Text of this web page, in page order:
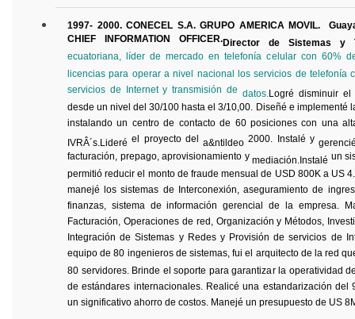
1997- 2000. CONECEL S.A. GRUPO AMERICA MOVIL.
CHIEF INFORMATION OFFICER.Director de Sistemas y
ecuatoriana, líder de mercado en telefonía celular con 60%
licencias para operar a nivel nacional los servicios de telefonía
servicios de Internet y transmisión de datos. Logré disminuir el
desde un nivel del 30/100 hasta el 3/10,00. Diseñé e implementé
instalando un centro de contacto de 60 posiciones con una
IVRÂ´s .Lideré el proyecto dela&ntildeo 2000. Instalé y
facturación, prepago, aprovisionamiento y mediación.Instalé un
permitió reducir el monto de fraude mensual de USD 800K a US
manejé los sistemas de Interconexión, aseguramiento de
finanzas, sistema de información gerencial de la empresa.
Facturación, Operaciones de red, Organización y Métodos,
Integración de Sistemas y Redes y Provisión de servicios de
equipo de 80 ingenieros de sistemas, fui el arquitecto de la red
80 servidores. Brinde el soporte para garantizar la operatividad
de estándares internacionales. Realicé una estandarización del
un significativo ahorro de costos. Manejé un presupuesto de US